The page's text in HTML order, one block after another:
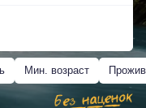
Мин. возраст